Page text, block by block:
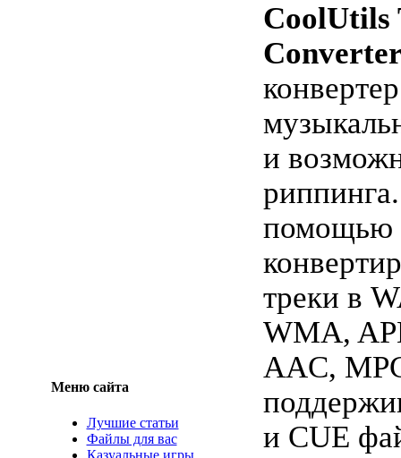
Меню сайта
Лучшие статьи
Файлы для вас
Казуальные игры
CoolUtils
и
помощью
треки в
WMA,
AAC,
и CUE